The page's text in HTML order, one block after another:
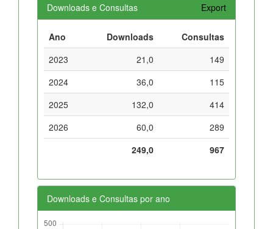
Downloads e Consultas Export
Ano Downloads
Consultas
2023
21,0
149
2024
36,0
115
2025
132,0
414
2026
60,0
289
249,0
967
Downloads e Consultas por ano